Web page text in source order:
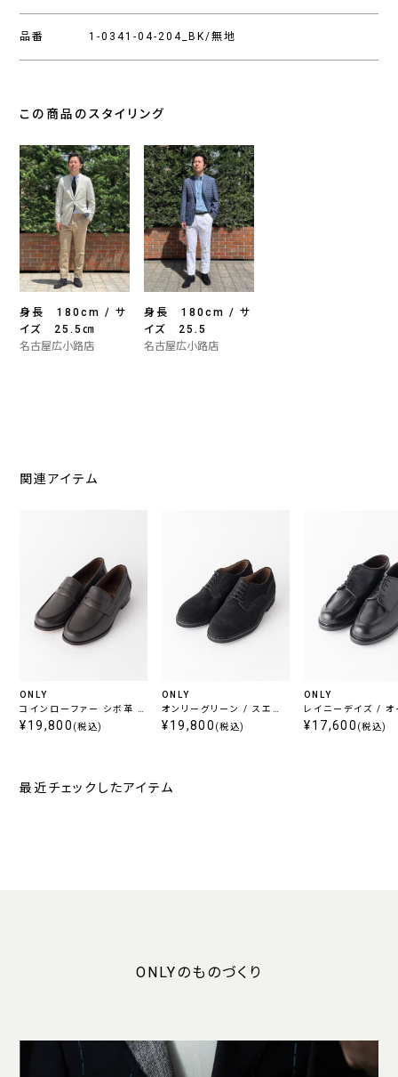
品番 1-0341-04-204_BK/無地
この商品のスタイリング
身長 180cm / サ
イズ 25.5㎝
名古屋広小路店
身長 180cm / サ
イズ 25.5
名古屋広小路店
関連アイテム
ONLY
コインローファー シボ革 ブ
ラウン
¥19,800 (税込)
ONLY
オンリーグリーン / スエー
ド外羽根プレーントゥシュー
¥19,800 (税込)
ONLY
レイニーデイズ / オ
バー Uチップ ブラッ
¥17,600 (税込)
最近チェックしたアイテム
ONLYのものづくり